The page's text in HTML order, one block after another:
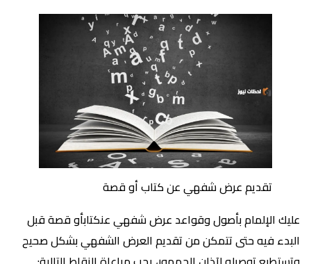
تقديم عرض شفهي عن كتاب أو قصة
عليك الإلمام بأصول وقواعد عرض شفهي عنكتابأو قصة قبل
البدء فيه حتى تتمكن من تقديم العرض الشفهي بشكل صحيح